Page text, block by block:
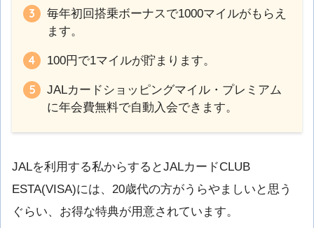
毎年初回搭乗ボーナスで1000マイルがもらえ
ます。
100円で1マイルが貯まります。
JALカードショッピングマイル・プレミアム
に年会費無料で自動入会できます。
JALを利用する私からするとJALカードCLUB
ESTA(VISA)には、20歳代の方がうらやましいと思う
ぐらい、お得な特典が用意されています。